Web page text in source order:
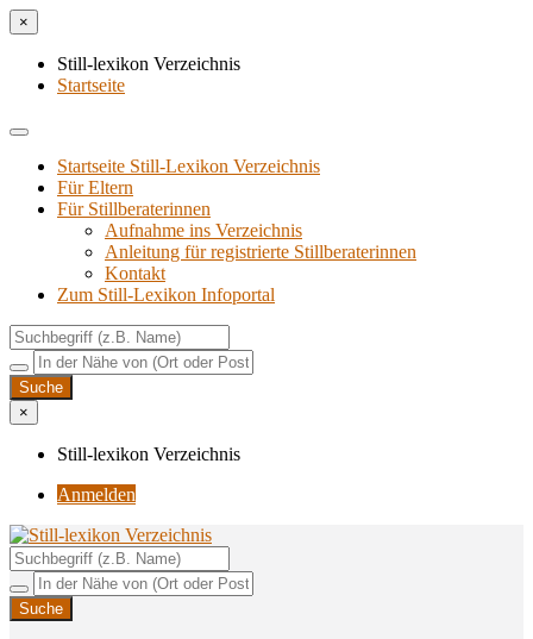
×
Still-lexikon Verzeichnis
Startseite
Startseite Still-Lexikon Verzeichnis
Für Eltern
Für Stillberaterinnen
Aufnahme ins Verzeichnis
Anlei­tung für regis­trier­te Stillberaterinnen
Kon­takt
Zum Still-Lexikon Infoportal
×
Still-lexikon Verzeichnis
Anmelden
Still-lexikon Verzeichnis
Unterstützungsangebote rund ums Stillen